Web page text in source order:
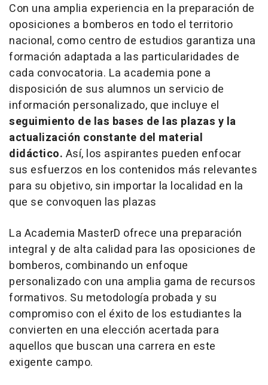
Con una amplia experiencia en la preparación de
oposiciones a bomberos en todo el territorio
nacional, como centro de estudios garantiza una
formación adaptada a las particularidades de
cada convocatoria. La academia pone a
disposición de sus alumnos un servicio de
información personalizado, que incluye el
seguimiento de las bases de las plazas y la
actualización constante del material
didáctico. Así, los aspirantes pueden enfocar
sus esfuerzos en los contenidos más relevantes
para su objetivo, sin importar la localidad en la
que se convoquen las plazas
La Academia MasterD ofrece una preparación
integral y de alta calidad para las oposiciones de
bomberos, combinando un enfoque
personalizado con una amplia gama de recursos
formativos. Su metodología probada y su
compromiso con el éxito de los estudiantes la
convierten en una elección acertada para
aquellos que buscan una carrera en este
exigente campo.